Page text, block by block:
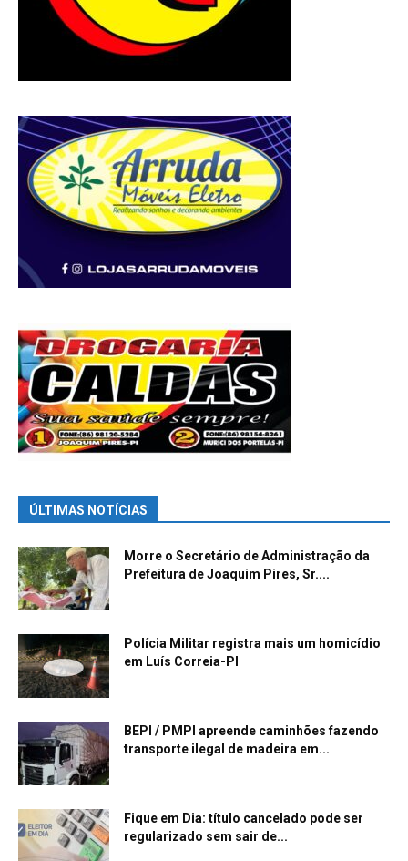
ÚLTIMAS NOTÍCIAS
Morre o Secretário de Administração da
Prefeitura de Joaquim Pires, Sr....
Polícia Militar registra mais um homicídio
em Luís Correia-PI
BEPI / PMPI apreende caminhões fazendo
transporte ilegal de madeira em...
Fique em Dia: título cancelado pode ser
regularizado sem sair de...